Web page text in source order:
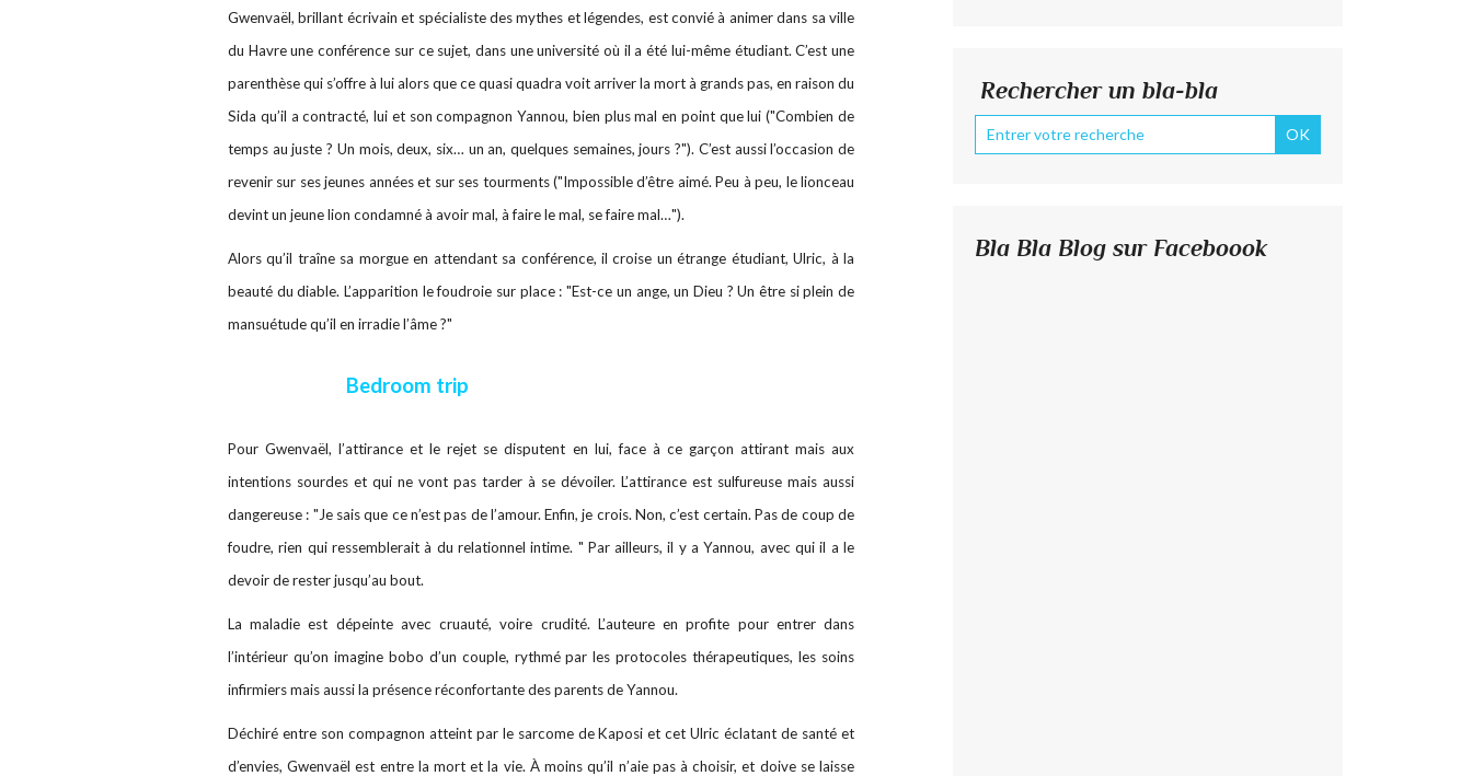
Gwenvaël, brillant écrivain et spécialiste des mythes et légendes, est convié à animer dans sa ville
du Havre une conférence sur ce sujet, dans une université où il a été lui-même étudiant. C’est une
parenthèse qui s’offre à lui alors que ce quasi quadra voit arriver la mort à grands pas, en raison du
Sida qu’il a contracté, lui et son compagnon Yannou, bien plus mal en point que lui ("Combien de
temps au juste ? Un mois, deux, six… un an, quelques semaines, jours ?"). C’est aussi l’occasion de
revenir sur ses jeunes années et sur ses tourments ("Impossible d’être aimé. Peu à peu, le lionceau
devint un jeune lion condamné à avoir mal, à faire le mal, se faire mal…").
Alors qu’il traîne sa morgue en attendant sa conférence, il croise un étrange étudiant, Ulric, à la
beauté du diable. L’apparition le foudroie sur place : "Est-ce un ange, un Dieu ? Un être si plein de
mansuétude qu’il en irradie l’âme ?"
Bedroom trip
Pour Gwenvaël, l’attirance et le rejet se disputent en lui, face à ce garçon attirant mais aux
intentions sourdes et qui ne vont pas tarder à se dévoiler. L’attirance est sulfureuse mais aussi
dangereuse : "Je sais que ce n’est pas de l’amour. Enfin, je crois. Non, c’est certain. Pas de coup de
foudre, rien qui ressemblerait à du relationnel intime. " Par ailleurs, il y a Yannou, avec qui il a le
devoir de rester jusqu’au bout.
La maladie est dépeinte avec cruauté, voire crudité. L’auteure en profite pour entrer dans
l’intérieur qu’on imagine bobo d’un couple, rythmé par les protocoles thérapeutiques, les soins
infirmiers mais aussi la présence réconfortante des parents de Yannou.
Déchiré entre son compagnon atteint par le sarcome de Kaposi et cet Ulric éclatant de santé et
d’envies, Gwenvaël est entre la mort et la vie. À moins qu’il n’aie pas à choisir, et doive se laisse
Rechercher un bla-bla
Bla Bla Blog sur Faceboook